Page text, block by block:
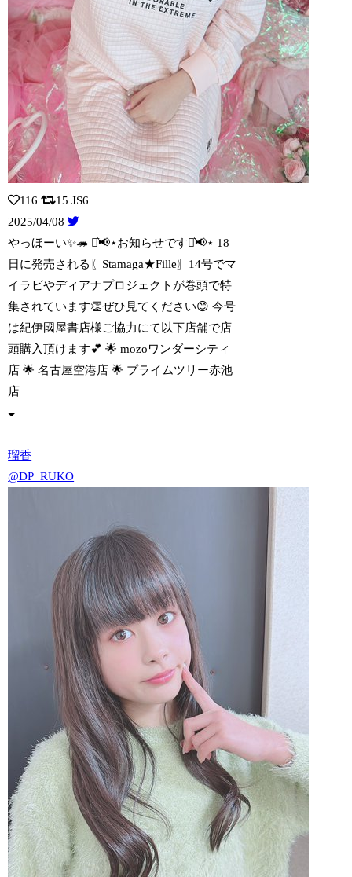
116 15 JS6
2025/04/08
やっほーい✨🦔 ⋆͛📢⋆お知らせです⋆͛📢⋆ 18
日に発売される〖Stamaga★Fille〗14号でマ
イラビやディアナプロジェクトが巻頭で特
集されています👏ぜひ見てください😊 今号
は紀伊國屋書店様ご協力にて以下店舗で店
頭購入頂けます💕 🌟 mozoワンダーシティ
店 🌟 名古屋空港店 🌟 プライムツリー赤池
店
瑠香
@DP_RUKO